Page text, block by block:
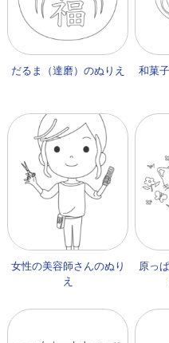
だるま（達磨）のぬりえ 和菓
女性の美容師さんのぬり
え
原っ